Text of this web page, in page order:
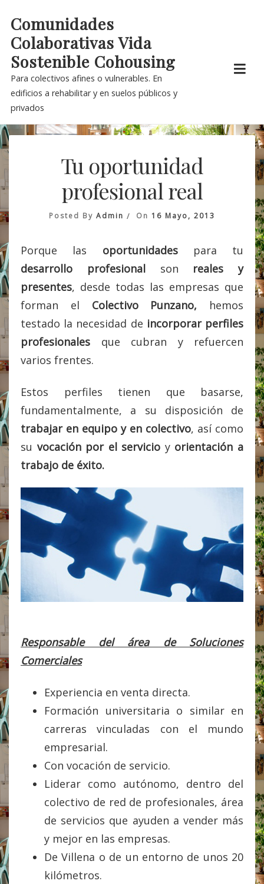
content
Comunidades
Colaborativas Vida
Sostenible Cohousing
Para colectivos afines o vulnerables. En
edificios a rehabilitar y en suelos públicos y
privados
Tu oportunidad
profesional real
Posted By Admin On 16 Mayo, 2013
Porque las oportunidades para tu
desarrollo profesionalson reales y
presentes, desde todas las empresas que
forman el Colectivo Punzano, hemos
testado la necesidad de incorporar perfiles
profesionales que cubran y refuercen
varios frentes.
Estos perfiles tienen que basarse,
fundamentalmente, a su disposición de
trabajar en equipo y en colectivo, así como
su vocación por el servicio y orientación a
trabajo de éxito.
Responsable del área de Soluciones
Comerciales
Experiencia en venta directa.
Formación universitaria o similar en
carreras vinculadas con el mundo
empresarial.
Con vocación de servicio.
Liderar como autónomo, dentro del
colectivo de red de profesionales, área
de servicios que ayuden a vender más
y mejor en las empresas.
De Villena o de un entorno de unos 20
kilómetros.